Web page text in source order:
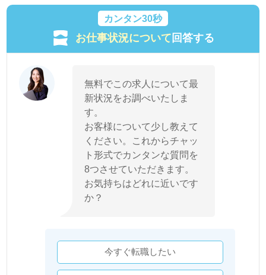
カンタン30秒
お仕事状況について回答する
無料でこの求人について最
新状況をお調べいたしま
す。
お客様について少し教えて
ください。これからチャッ
ト形式でカンタンな質問を
8つさせていただきます。
お気持ちはどれに近いです
か？
今すぐ転職したい